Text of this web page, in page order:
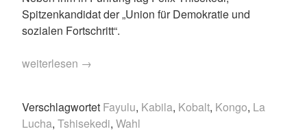
Spitzenkandidat der „Union für Demokratie und
sozialen Fortschritt“.
„Kongo“
weiterlesen →
Verschlagwortet Fayulu, Kabila, Kobalt, Kongo, La
Lucha, Tshisekedi, Wahl